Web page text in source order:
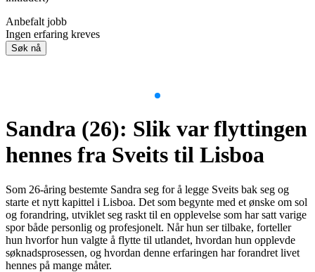
Anbefalt jobb
Ingen erfaring kreves
Søk nå
1
of
9
Sandra (26): Slik var flyttingen
hennes fra Sveits til Lisboa
Som 26-åring bestemte Sandra seg for å legge Sveits bak seg og
starte et nytt kapittel i Lisboa. Det som begynte med et ønske om sol
og forandring, utviklet seg raskt til en opplevelse som har satt varige
spor både personlig og profesjonelt. Når hun ser tilbake, forteller
hun hvorfor hun valgte å flytte til utlandet, hvordan hun opplevde
søknadsprosessen, og hvordan denne erfaringen har forandret livet
hennes på mange måter.